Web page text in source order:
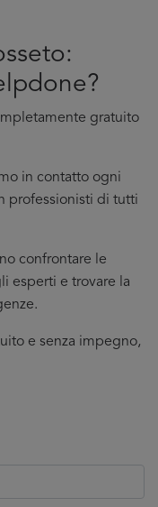
gratuito
in contatto ogni
professionisti di tutti
confrontare le
esperti e trovare la
e senza impegno,